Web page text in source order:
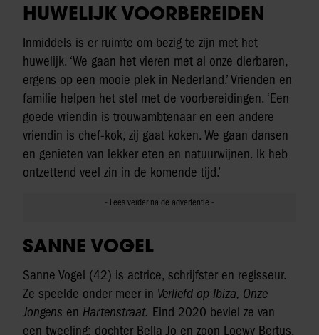
HUWELIJK VOORBEREIDEN
Inmiddels is er ruimte om bezig te zijn met het
huwelijk. ‘We gaan het vieren met al onze dierbaren,
ergens op een mooie plek in Nederland.’ Vrienden en
familie helpen het stel met de voorbereidingen. ‘Een
goede vriendin is trouwambtenaar en een andere
vriendin is chef-kok, zij gaat koken. We gaan dansen
en genieten van lekker eten en natuurwijnen. Ik heb
ontzettend veel zin in de komende tijd.’
SANNE VOGEL
Sanne Vogel (42) is actrice, schrijfster en regisseur.
Ze speelde onder meer in Verliefd op Ibiza, Onze
Jongens en Hartenstraat. Eind 2020 beviel ze van
een tweeling: dochter Bella Jo en zoon Loewy Bertus.